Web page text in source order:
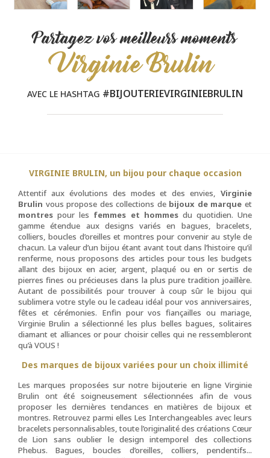
Partagez vos meilleurs moments
Virginie Brulin
AVEC LE HASHTAG #BIJOUTERIEVIRGINIEBRULIN
VIRGINIE BRULIN, un bijou pour chaque occasion
Attentif aux évolutions des modes et des envies, Virginie
Brulin vous propose des collections de bijoux de marque et
montres pour les femmes et hommesdu quotidien. Une
gamme étendue aux designs variés en bagues, bracelets,
colliers, boucles d’oreilles et montres pour convenir au style de
chacun. La valeur d’un bijou étant avant tout dans l’histoire qu’il
renferme, nous proposons des articles pour tous les budgets
allant des bijoux en acier, argent, plaqué ou en or sertis de
pierres fines ou précieuses dans la plus pure tradition joaillère.
Autant de possibilités pour trouver à coup sûr le bijou qui
sublimera votre style ou le cadeau idéal pour vos anniversaires,
fêtes et cérémonies. Enfin pour vos fiançailles ou mariage,
Virginie Brulin a sélectionné les plus belles bagues, solitaires
diamant et alliances or pour choisir celles qui ne ressembleront
qu’à VOUS !
Des marques de bijoux variées pour un choix illimité
Les marques proposées sur notre bijouterie en ligne Virginie
Brulin ont été soigneusement sélectionnées afin de vous
proposer les dernières tendances en matières de bijoux et
montres. Retrouvez parmi elles Les Interchangeables avec leurs
bracelets personnalisables, toute l’originalité des créations Cœur
de Lion sans oublier le design intemporel des collections
Phebus. Bagues, boucles d’oreilles, colliers, pendentifs...